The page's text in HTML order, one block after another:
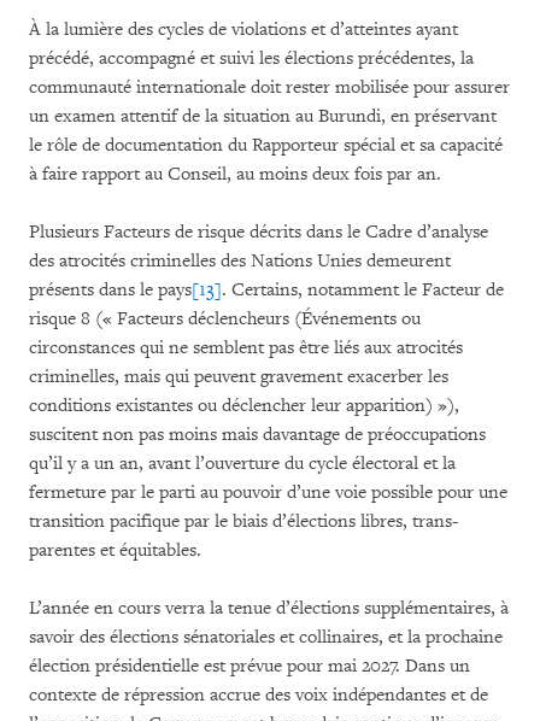
À la lumière des cycles de violations et d’atteintes ayant
précédé, accompagné et suivi les élections pré­cé­dentes, la
com­mu­nauté internationale doit rester mobilisée pour assurer
un examen attentif de la situation au Burundi, en préservant
le rôle de documentation du Rapporteur spécial et sa capacité
à faire rapport au Conseil, au moins deux fois par an.
Plusieurs Facteurs de risque décrits dans le Cadre d’analyse
des atrocités criminelles des Nations Unies demeurent
présents dans le pays[13]. Certains, notamment le Facteur de
risque 8 (« Facteurs déclencheurs (Événements ou
circonstances qui ne semblent pas être liés aux atrocités
criminelles, mais qui peuvent gravement exacerber les
conditions existantes ou déclencher leur apparition) »),
suscitent non pas moins mais davantage de préoccupations
qu’il y a un an, avant l’ouverture du cycle électoral et la
fermeture par le parti au pouvoir d’une voie possible pour une
transition pacifique par le biais d’élections libres, trans­
parentes et équitables.
L’année en cours verra la tenue d’élections supplémentaires, à
savoir des élections sénatoriales et colli­nai­res, et la prochaine
élection présidentielle est prévue pour mai 2027. Dans un
contexte de répression accrue des voix indépendantes et de